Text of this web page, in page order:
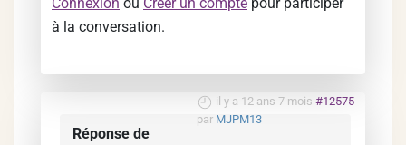
à la conversation.
il y a 12 ans 7 mois #12575
par MJPM13
Réponse de